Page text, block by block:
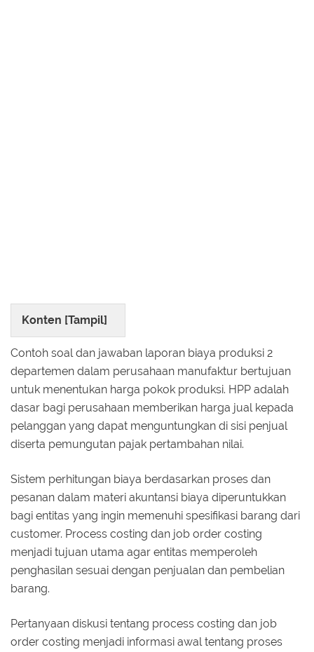
Konten [Tampil]
Contoh soal dan jawaban laporan biaya produksi 2
departemen dalam perusahaan manufaktur bertujuan
untuk menentukan harga pokok produksi. HPP adalah
dasar bagi perusahaan memberikan harga jual kepada
pelanggan yang dapat menguntungkan di sisi penjual
diserta pemungutan pajak pertambahan nilai.
Sistem perhitungan biaya berdasarkan proses dan
pesanan dalam materi akuntansi biaya diperuntukkan
bagi entitas yang ingin memenuhi spesifikasi barang dari
customer. Process costing dan job order costing
menjadi tujuan utama agar entitas memperoleh
penghasilan sesuai dengan penjualan dan pembelian
barang.
Pertanyaan diskusi tentang process costing dan job
order costing menjadi informasi awal tentang proses